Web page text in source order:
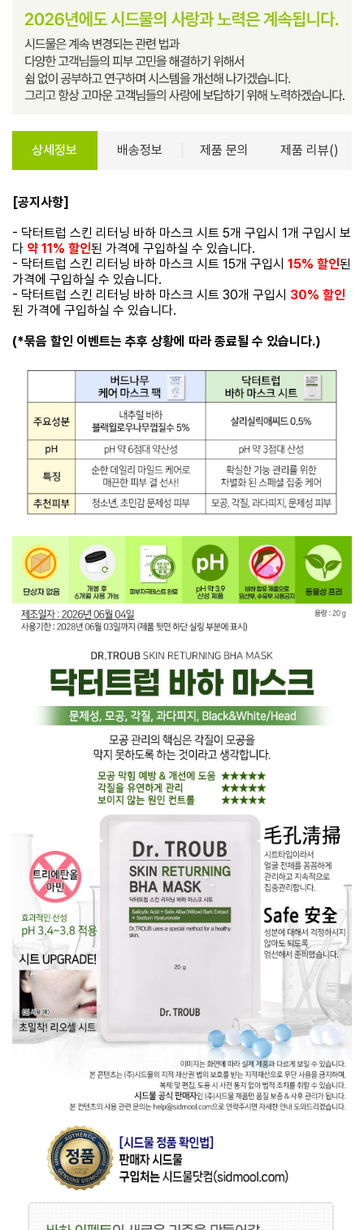
상세정보 배송정보 제품 문의 제품 리뷰()
[공지사항]
- 닥터트럽 스킨 리터닝 바하 마스크 시트 5개 구입시 1개 구입시 보
다 약 11% 할인된 가격에 구입하실 수 있습니다.
- 닥터트럽 스킨 리터닝 바하 마스크 시트 15개 구입시 15% 할인된
가격에 구입하실 수 있습니다.
- 닥터트럽 스킨 리터닝 바하 마스크 시트 30개 구입시 30% 할인
된 가격에 구입하실 수 있습니다.
(*묶음 할인 이벤트는 추후 상황에 따라 종료될 수 있습니다.)